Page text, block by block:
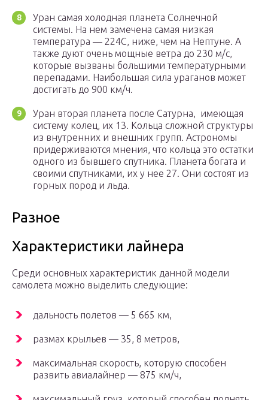
Уран самая холодная планета Солнечной
системы. На нем замечена самая низкая
температура — 224С, ниже, чем на Нептуне. А
также дуют очень мощные ветра до 230 м/с,
которые вызваны большими температурными
перепадами. Наибольшая сила ураганов может
достигать до 900 км/ч.
Уран вторая планета после Сатурна, имеющая
систему колец, их 13. Кольца сложной структуры
из внутренних и внешних групп. Астрономы
придерживаются мнения, что кольца это остатки
одного из бывшего спутника. Планета богата и
своими спутниками, их у нее 27. Они состоят из
горных пород и льда.
Разное
Характеристики лайнера
Среди основных характеристик данной модели
самолета можно выделить следующие:
дальность полетов — 5 665 км,
размах крыльев — 35, 8 метров,
максимальная скорость, которую способен
развить авиалайнер — 875 км/ч,